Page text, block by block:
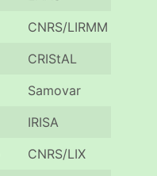
CNRS/LIRMM
CRIStAL
Samovar
IRISA
CNRS/LIX